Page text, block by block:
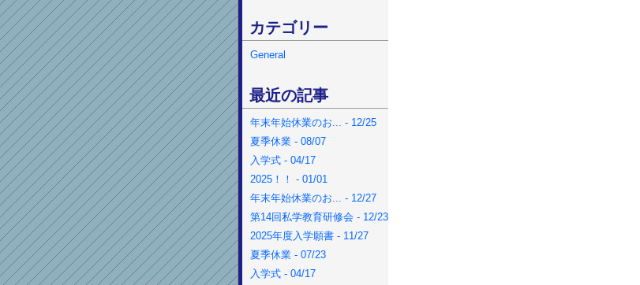
カテゴリー
General
最近の記事
年末年始休業のお... - 12/25
夏季休業 - 08/07
入学式 - 04/17
2025！！ - 01/01
年末年始休業のお... - 12/27
第14回私学教育研修会 - 12/23
2025年度入学願書 - 11/27
夏季休業 - 07/23
入学式 - 04/17